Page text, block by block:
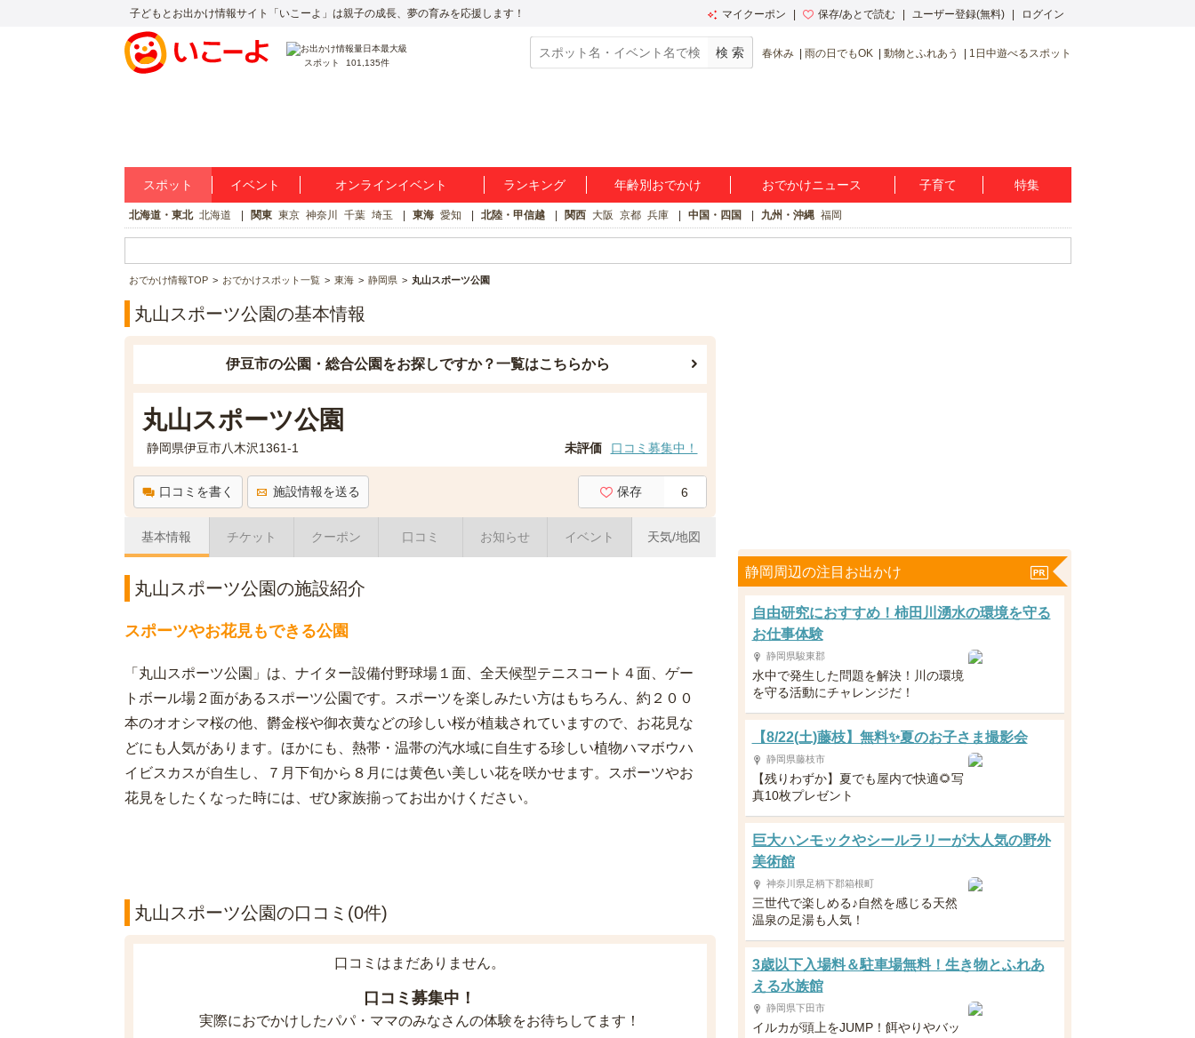
子どもとお出かけ情報サイト「いこーよ」は親子の成長、夢の育みを応援します！ マイクーポン 保存/あとで読む ユーザー登録(無料) ログイン
スポット 101,135件
春休み 雨の日でもOK 動物とふれあう 1日中遊べるスポット
スポット イベント オンラインイベント ランキング 年齢別おでかけ おでかけニュース 子育て 特集
北海道・東北 北海道 関東 東京 神奈川 千葉 埼玉 東海 愛知 北陸・甲信越 関西 大阪 京都 兵庫 中国・四国 九州・沖縄 福岡
おでかけ情報TOP おでかけスポット一覧 東海 静岡県 丸山スポーツ公園
丸山スポーツ公園の基本情報
伊豆市の公園・総合公園をお探しですか？一覧はこちらから
丸山スポーツ公園
静岡県伊豆市八木沢1361-1 未評価 口コミ募集中！
口コミを書く 施設情報を送る 保存 6
基本情報 チケット クーポン 口コミ お知らせ イベント 天気/地図
丸山スポーツ公園の施設紹介
スポーツやお花見もできる公園
「丸山スポーツ公園」は、ナイター設備付野球場１面、全天候型テニスコート４面、ゲー
トボール場２面があるスポーツ公園です。スポーツを楽しみたい方はもちろん、約２００
本のオオシマ桜の他、欝金桜や御衣黄などの珍しい桜が植栽されていますので、お花見な
どにも人気があります。ほかにも、熱帯・温帯の汽水域に自生する珍しい植物ハマボウハ
イビスカスが自生し、７月下旬から８月には黄色い美しい花を咲かせます。スポーツやお
花見をしたくなった時には、ぜひ家族揃ってお出かけください。
丸山スポーツ公園の口コミ(0件)
口コミはまだありません。
口コミ募集中！
実際におでかけしたパパ・ママのみなさんの体験をお待ちしてます！
静岡周辺の注目お出かけ
自由研究におすすめ！柿田川湧水の環境を守る
お仕事体験
静岡県駿東郡
水中で発生した問題を解決！川の環境
を守る活動にチャレンジだ！
【8/22(土)藤枝】無料✨夏のお子さま撮影会
静岡県藤枝市
【残りわずか】夏でも屋内で快適🌻写
真10枚プレゼント
巨大ハンモックやシールラリーが大人気の野外
美術館
神奈川県足柄下郡箱根町
三世代で楽しめる♪自然を感じる天然
温泉の足湯も人気！
3歳以下入場料＆駐車場無料！生き物とふれあ
える水族館
静岡県下田市
イルカが頭上をJUMP！餌やりやバッ